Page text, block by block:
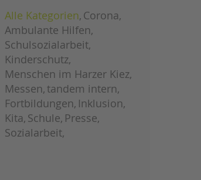
Impressum
Datenschutz
Hinweisgebersystem
Intranet
Alle Kategorien Corona
Ambulante Hilfen
Schulsozialarbeit
Kinderschutz
Menschen im Harzer Kiez
Messen tandem intern
Fortbildungen Inklusion
Kita Schule Presse
Sozialarbeit